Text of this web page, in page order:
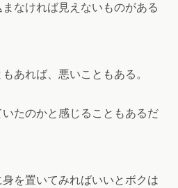
なければ見えないものがある
あれば、悪いこともある。
たのかと感じることもあるだ
を置いてみればいいとボクは